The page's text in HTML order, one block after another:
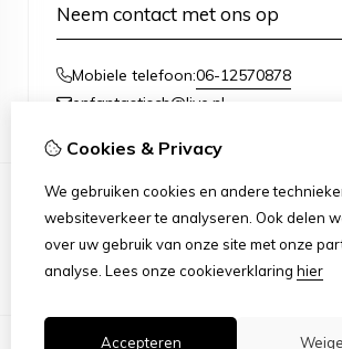
Neem contact met ons op
Mobiele telefoon:06-12570878
enfantastisch@live.nl
Informatie
Algemene voorwaarden
Cookies & Privacy
We gebruiken cookies en andere
websiteverkeer te analyseren. Ook delen
over uw gebruik van onze site met onze
analyse. Lees onze cookieverklaring hier
Accepteren